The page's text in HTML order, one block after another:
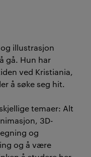
illustrasjon
gå. Hun har
ved Kristiania,
å søke seg hit.
temaer: Alt
3D-
og
og å være